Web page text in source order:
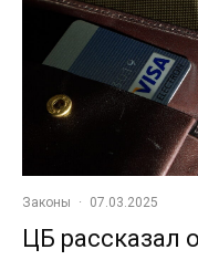
Законы · 07.03.2025
ЦБ рассказал о